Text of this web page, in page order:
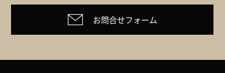
お問合せフォーム